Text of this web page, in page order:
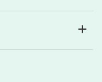
von Barcelona,
Gaudi-Bauten